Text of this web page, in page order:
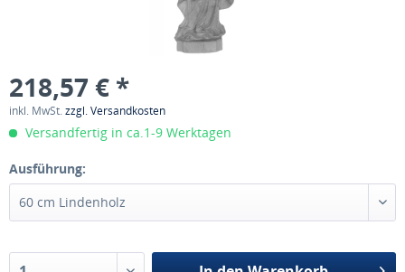
218,57 € *
inkl. MwSt.zzgl. Versandkosten
Versandfertig in ca.1-9 Werktagen
Ausführung: